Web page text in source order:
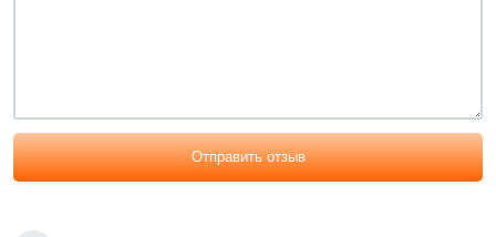
Отправить отзыв